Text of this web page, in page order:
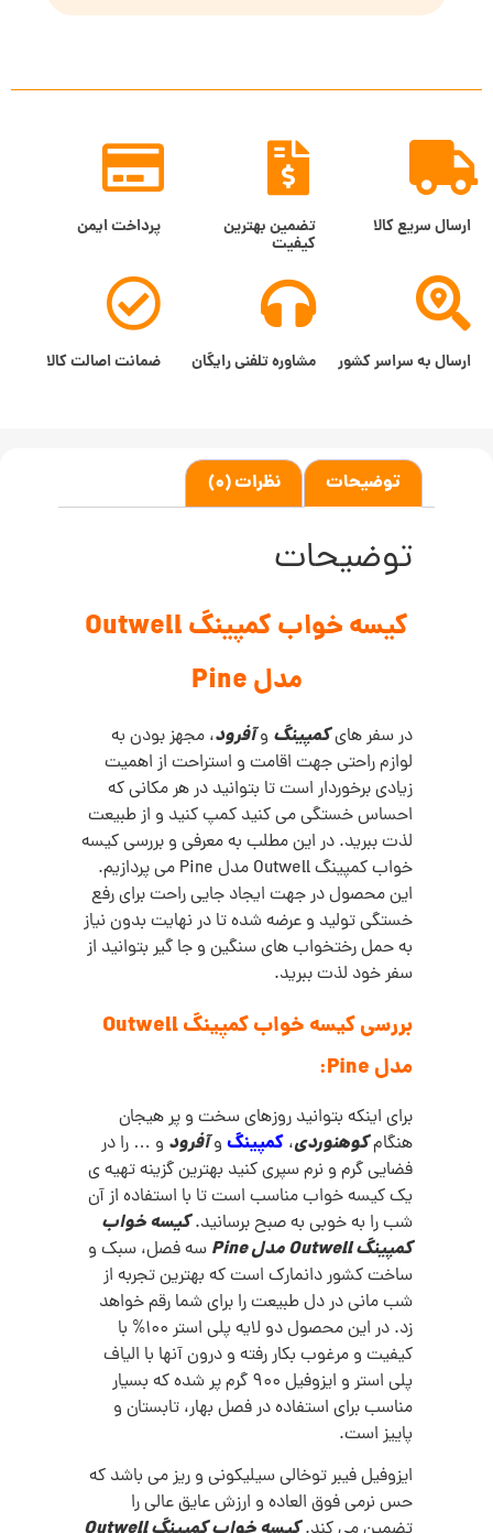
ارسال سریع کالا تضمین بهترین
کیفیت
پرداخت ایمن
ارسال به سراسر کشور مشاوره تلفنی رایگان ضمانت اصالت کالا
توضیحات نظرات (0)
توضیحات
کیسه خواب کمپینگ Outwell
مدل Pine
در سفر هایکمپینگ وآفرود، مجهز بودن به
لوازم راحتی جهت اقامت و استراحت از اهمیت
زیادی برخوردار است تا بتوانید در هر مکانی که
احساس خستگی می کنید کمپ کنید و از طبیعت
لذت ببرید. در این مطلب به معرفی و بررسی کیسه
خواب کمپینگ Outwell مدل Pine می پردازیم.
این محصول در جهت ایجاد جایی راحت برای رفع
خستگی تولید و عرضه شده تا در نهایت بدون نیاز
به حمل رختخواب های سنگین و جا گیر بتوانید از
سفر خود لذت ببرید.
بررسی کیسه خواب کمپینگ Outwell
مدل Pine:
برای اینکه بتوانید روزهای سخت و پر هیجان
هنگامکوهنوردی، کمپینگوآفرود و … را در
فضایی گرم و نرم سپری کنید بهترین گزینه تهیه ی
یک کیسه خواب مناسب است تا با استفاده از آن
شب را به خوبی به صبح برسانید.کیسه خواب
کمپینگ Outwell مدل Pine
سه فصل، سبک و
ساخت کشور دانمارک است که بهترین تجربه از
شب مانی در دل طبیعت را برای شما رقم خواهد
زد. در این محصول دو لایه پلی استر 100% با
کیفیت و مرغوب بکار رفته و درون آنها با الیاف
پلی استر و ایزوفیل 900 گرم پر شده که بسیار
مناسب برای استفاده در فصل بهار، تابستان و
پاییز است.
ایزوفیل فیبر توخالی سیلیکونی و ریز می باشد که
حس نرمی فوق العاده و ارزش عایق عالی را